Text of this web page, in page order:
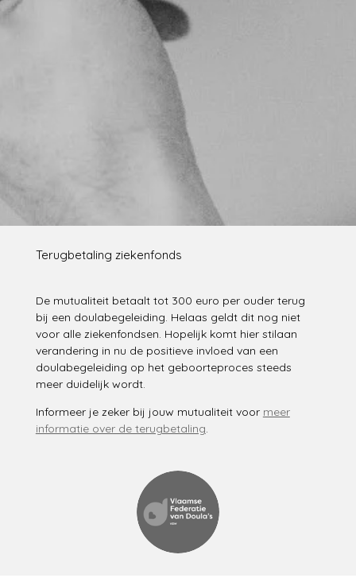
Terugbetaling ziekenfonds
De mutualiteit betaalt tot 300 euro per ouder terug
bij een doulabegeleiding. Helaas geldt dit nog niet
voor alle ziekenfondsen. Hopelijk komt hier stilaan
verandering in nu de positieve invloed van een
doulabegeleiding op het geboorteproces steeds
meer duidelijk wordt.
Informeer je zeker bij jouw mutualiteit voor meer
informatie over de terugbetaling.